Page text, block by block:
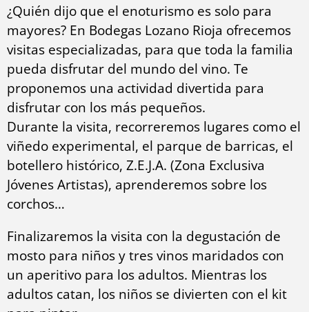
¿Quién dijo que el enoturismo es solo para
mayores? En Bodegas Lozano Rioja ofrecemos
visitas especializadas, para que toda la familia
pueda disfrutar del mundo del vino. Te
proponemos una actividad divertida para
disfrutar con los más pequeños.
Durante la visita, recorreremos lugares como el
viñedo experimental, el parque de barricas, el
botellero histórico, Z.E.J.A. (Zona Exclusiva
Jóvenes Artistas), aprenderemos sobre los
corchos…
Finalizaremos la visita con la degustación de
mosto para niños y tres vinos maridados con
un aperitivo para los adultos. Mientras los
adultos catan, los niños se divierten con el kit